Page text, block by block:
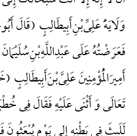
وَلَایَهًَْ عَلِیِّ‌بْنِ‌أَبِیطَالِبٍ (قَالَ
فَعَرَضْتُهُ عَلَی
أَمِیرَالْمُؤْمِنِینَ عَلِیَّ‌بْنَ‌أَبِیطَالِبٍ
تَعَالَی وَ أَثْنَی عَلَیْهِ فَقَالَ فِی